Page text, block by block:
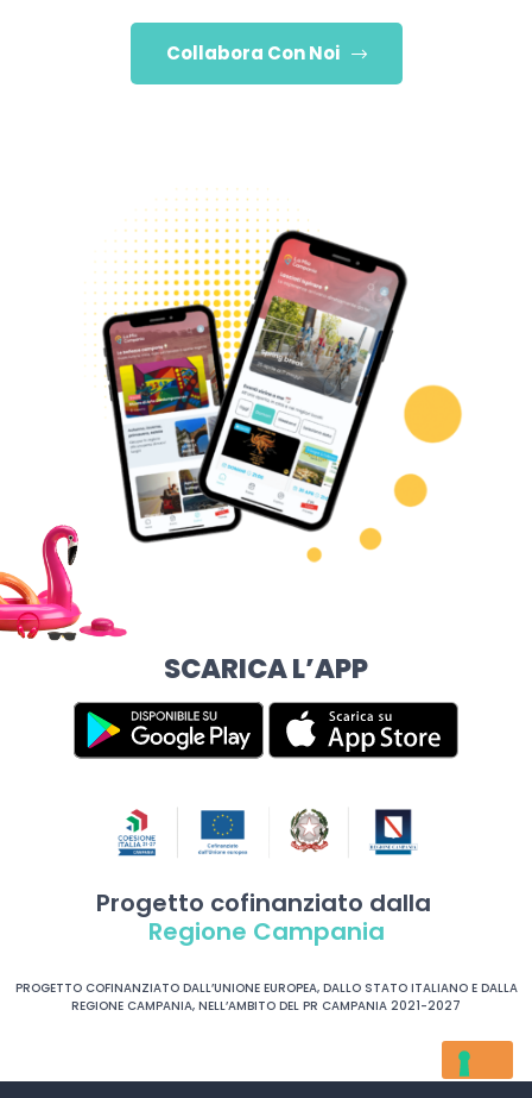
Collabora Con Noi
SCARICA L’APP
Progetto cofinanziato dalla
Regione Campania
PROGETTO COFINANZIATO DALL’UNIONE EUROPEA, DALLO STATO ITALIANO E DALLA
REGIONE CAMPANIA, NELL’AMBITO DEL PR CAMPANIA 2021-2027